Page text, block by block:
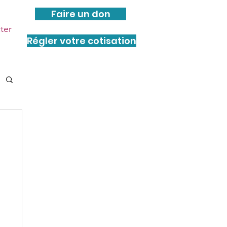
Faire un don
Régler votre cotisation